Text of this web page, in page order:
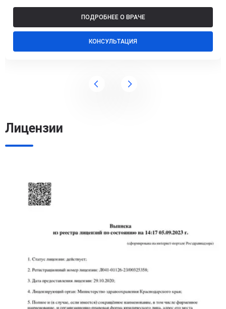
ПОДРОБНЕЕ О ВРАЧЕ
КОНСУЛЬТАЦИЯ
Лицензии